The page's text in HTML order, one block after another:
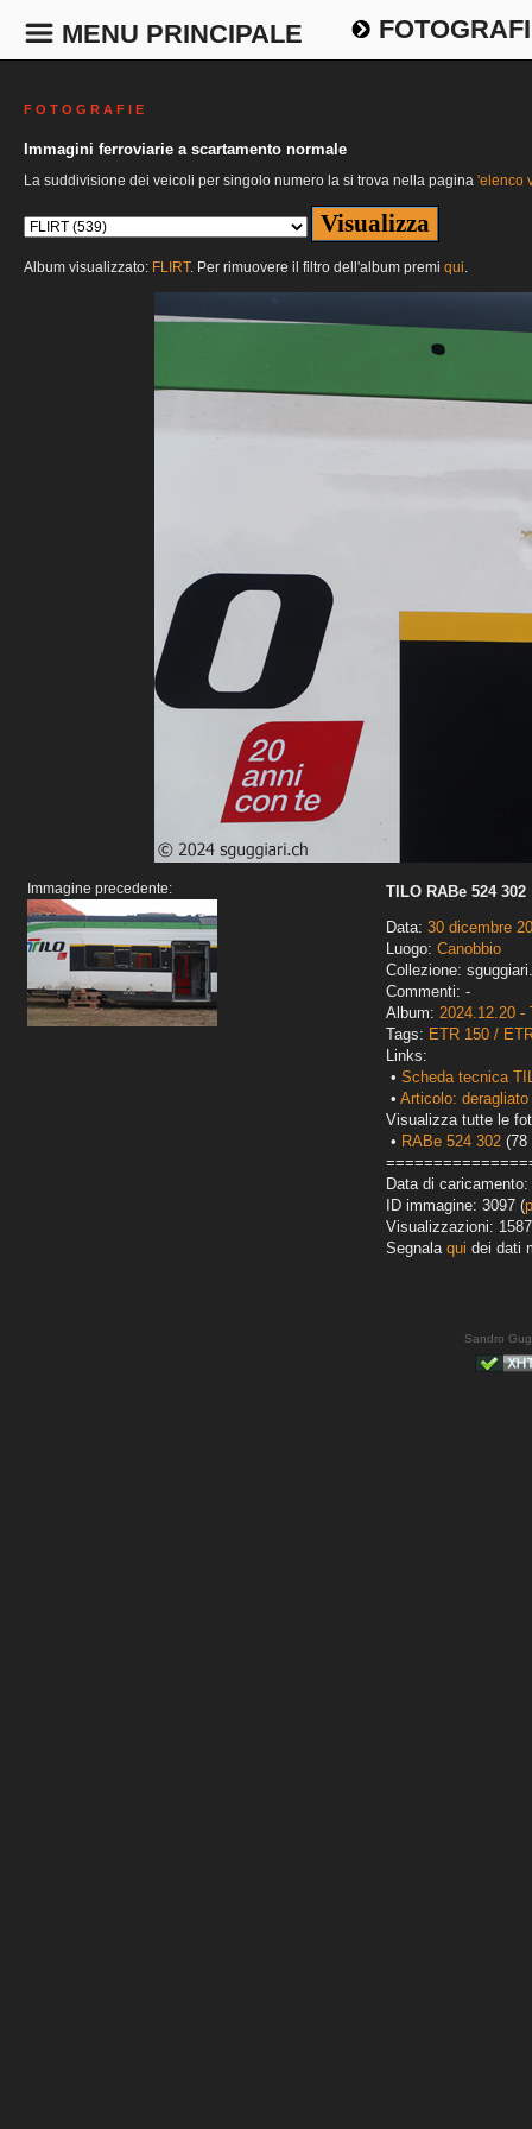
MENU PRINCIPALE
F O T O G R A F I E
Immagini ferroviarie a scartamento normale
La suddivisione dei veicoli per singolo numero la si trova nella pagina 'elenco
Album visualizzato: FLIRT. Per rimuovere il filtro dell'album premi qui.
Immagine precedente:
TILO RABe 524 302
Data: 30 dicembre
Luogo: Canobbio
Collezione:
Commenti: -
Album: 2024.12.20 -
Tags: ETR 150 /
Links:
• Scheda tecnica
• Articolo:
Visualizza tutte le
• RABe 524 302 (78
Data di
ID immagine: 3097 (
Visualizzazioni: 1587
Segnala qui dei dati
Sandro